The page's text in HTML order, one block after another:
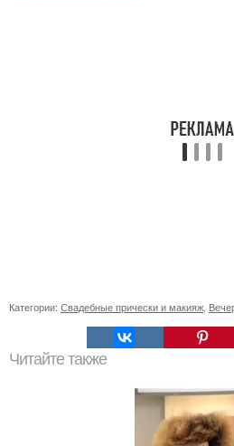
Категории: Свадебные прически и макияж
Читайте также